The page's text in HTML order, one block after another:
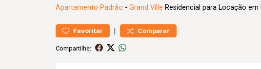
Apartamento Padrão - Grand Ville Residencial para Locação em
Favoritar | Comparar
Compartilhe: